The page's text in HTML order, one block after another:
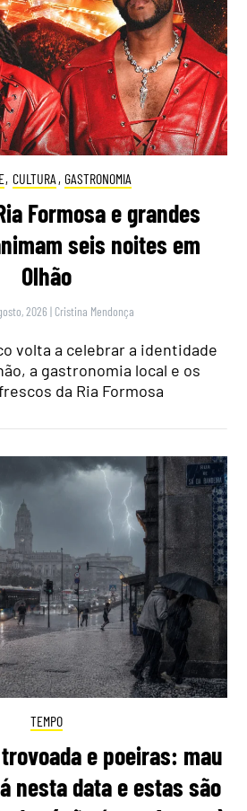
, CULTURA , GASTRONOMIA
Formosa e grandes
seis noites em
Olhão
2026 | Cristina Mendonça
volta a celebrar a identidade
a gastronomia local e os
da Ria Formosa
TEMPO
e poeiras: mau
nesta data e estas são